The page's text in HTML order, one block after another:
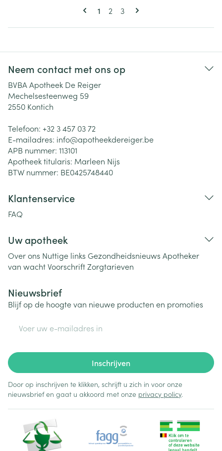
Pagina's
U lees momenteel pagina
1 Pagina
2 Pagina
3
Neem contact met ons op
BVBA Apotheek De Reiger
Mechelsesteenweg 59
2550 Kontich
Telefoon: +32 3 457 03 72
E-mailadres: info@apotheekdereiger.be
APB nummer: 113101
Apotheek titularis: Marleen Nijs
BTW nummer: BE0425748440
Klantenservice
FAQ
Uw apotheek
Over ons Nuttige links Gezondheidsnieuws Apotheker
van wachtVoorschriftZorgtarieven
Nieuwsbrief
Blijf op de hoogte van nieuwe producten en promoties
Inschrijven
Door op inschrijven te klikken, schrijft u zich in voor onze
nieuwsbrief en gaat u akkoord met onze privacy policy.